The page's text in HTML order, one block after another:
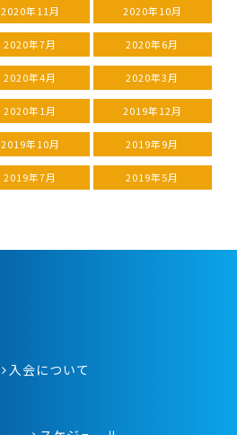
2020年11月 2020年10月
2020年7月 2020年6月
2020年4月 2020年3月
2020年1月 2019年12月
2019年10月 2019年9月
2019年7月 2019年5月
入会について